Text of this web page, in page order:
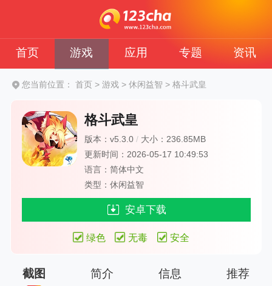
首页 游戏 应用 专题 资讯
您当前位置： 首页 > 游戏 > 休闲益智 >格斗武皇
格斗武皇
版本：v5.3.0/ 大小：236.85MB
更新时间：2026-05-17 10:49:53
语言：简体中文
类型：休闲益智
安卓下载
绿色 无毒 安全
截图 简介 信息 推荐